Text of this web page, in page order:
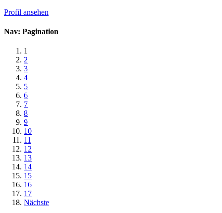
Profil ansehen
Nav: Pagination
1
2
3
4
5
6
7
8
9
10
11
12
13
14
15
16
17
Nächste